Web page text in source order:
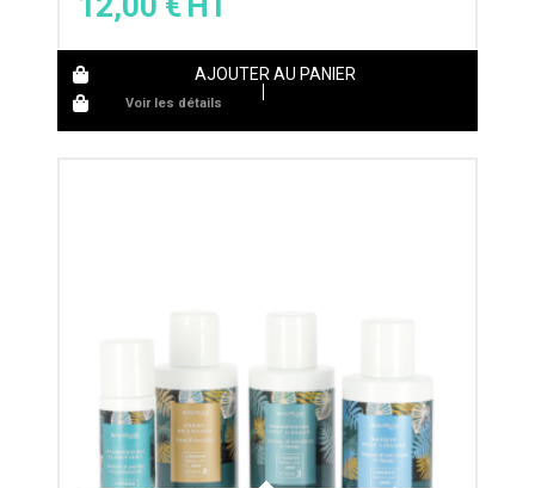
AJOUTER AU PANIER
Voir les détails